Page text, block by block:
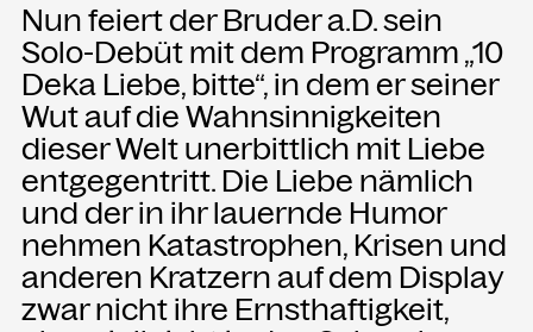
Nun feiert der Bruder a.D. sein
Solo-Debüt mit dem Programm „10
Deka Liebe, bitte“, in dem er seiner
Wut auf die Wahnsinnigkeiten
dieser Welt unerbittlich mit Liebe
entgegentritt. Die Liebe nämlich
und der in ihr lauernde Humor
nehmen Katastrophen, Krisen und
anderen Kratzern auf dem Display
zwar nicht ihre Ernsthaftigkeit,